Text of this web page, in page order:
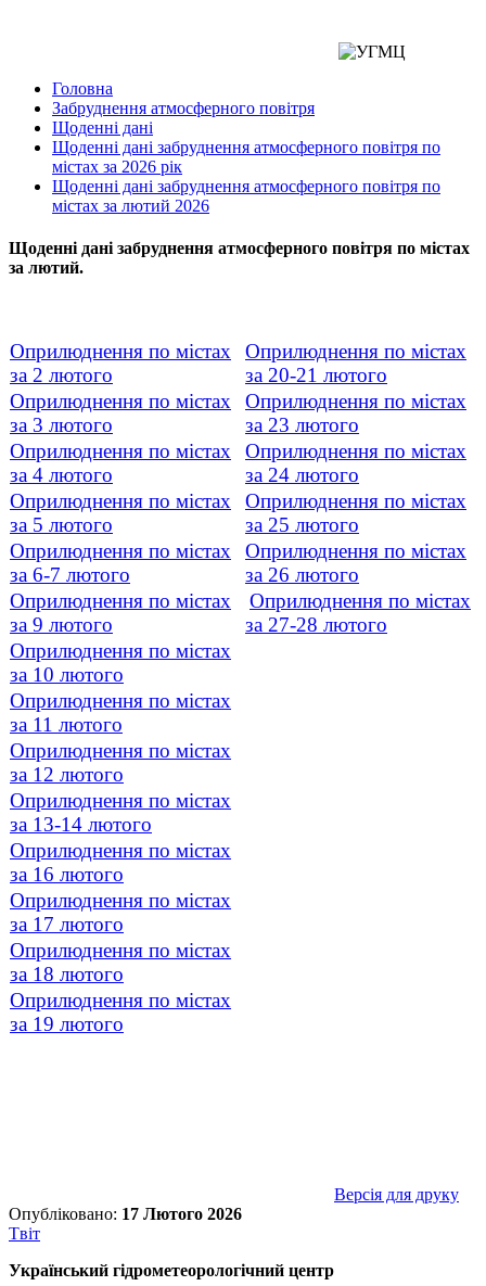
Головна
Забруднення атмосферного повітря
Щоденні дані
Щоденні дані забруднення атмосферного повітря по
містах за 2026 рік
Щоденні дані забруднення атмосферного повітря по
містах за лютий 2026
Щоденні дані забруднення атмосферного повітря по містах
за лютий.
Оприлюднення по містах
за 2 лютого
Оприлюднення по містах
за 20-21 лютого
Оприлюднення по містах
за 3 лютого
Оприлюднення по містах
за 23 лютого
Оприлюднення по містах
за 4 лютого
Оприлюднення по містах
за 24 лютого
Оприлюднення по містах
за 5 лютого
Оприлюднення по містах
за 25 лютого
Оприлюднення по містах
за 6-7 лютого
Оприлюднення по містах
за 26 лютого
Оприлюднення по містах
за 9 лютого
Оприлюднення по містах
за 27-28 лютого
Оприлюднення по містах
за 10 лютого
Оприлюднення по містах
за 11 лютого
Оприлюднення по містах
за 12 лютого
Оприлюднення по містах
за 13-14 лютого
Оприлюднення по містах
за 16 лютого
Оприлюднення по містах
за 17 лютого
Оприлюднення по містах
за 18 лютого
Оприлюднення по містах
за 19 лютого
Версія для друку
Опубліковано: 17 Лютого 2026
Tвіт
Український гідрометеорологічний центр